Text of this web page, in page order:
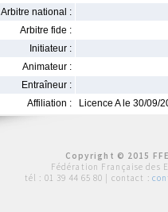
Arbitre national :
Arbitre fide :
Initiateur :
Animateur :
Entraîneur :
Affiliation :
Licence A le 30/09/
Copyright © 2015
Fédération Française des
tél : 01 39 44 65 80 | contact :